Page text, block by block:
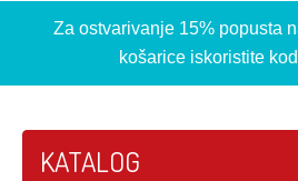
Za ostvarivanje 15% popusta
košarice iskoristite kod
KATALOG